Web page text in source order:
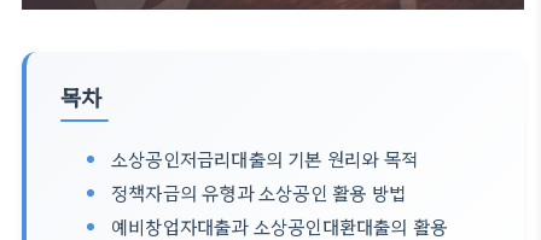
목차
소상공인저금리대출의 기본 원리와 목적
정책자금의 유형과 소상공인 활용 방법
예비창업자대출과 소상공인대환대출의 활용